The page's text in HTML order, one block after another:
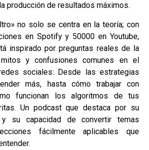
producción de resultados máximos.
no solo se centra en la teoría; con
en Spotify y 50000 en Youtube,
inspirado por preguntas reales de la
y confusiones comunes en el
sociales: Desde las estrategias
más, hasta cómo trabajar con
funcionan los algoritmos de tus
Un podcast que destaca por su
su capacidad de convertir temas
fácilmente aplicables que